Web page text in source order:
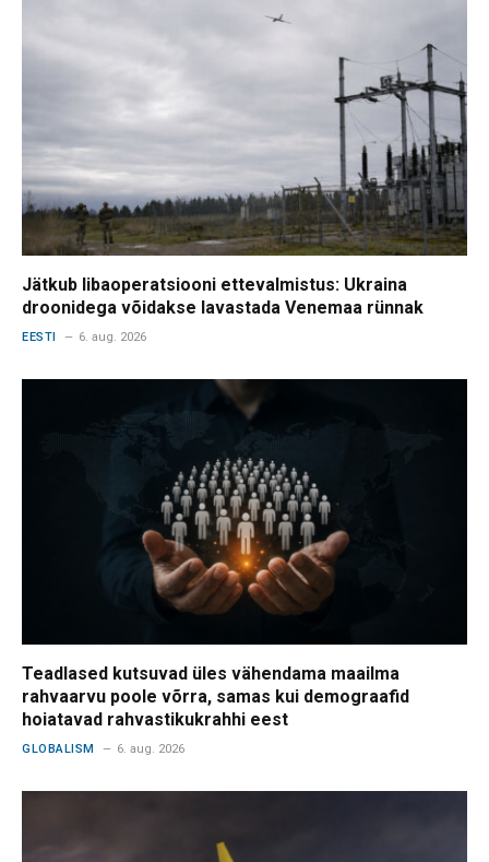
Jätkub libaoperatsiooni ettevalmistus: Ukraina
droonidega võidakse lavastada Venemaa rünnak
EESTI 6. aug. 2026
Teadlased kutsuvad üles vähendama maailma
rahvaarvu poole võrra, samas kui demograafid
hoiatavad rahvastikukrahhi eest
GLOBALISM 6. aug. 2026